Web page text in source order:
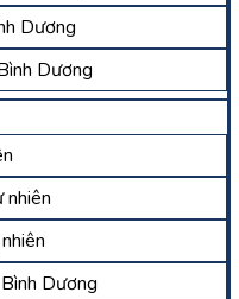
Dương
Dương
nhiên
Dương